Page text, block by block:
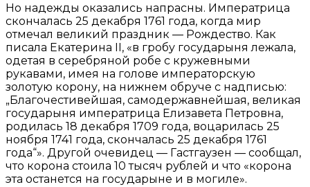
Но надежды оказались напрасны. Императрица
скончалась 25 декабря 1761 года, когда мир
отмечал великий праздник — Рождество. Как
писала Екатерина II, «в гробу государыня лежала,
одетая в серебряной робе с кружевными
рукавами, имея на голове императорскую
золотую корону, на нижнем обруче с надписью:
„Благочестивейшая, самодержавнейшая, великая
государыня императрица Елизавета Петровна,
родилась 18 декабря 1709 года, воцарилась 25
ноября 1741 года, скончалась 25 декабря 1761
года“». Другой очевидец — Гастгаузен — сообщал,
что корона стоила 10 тысяч рублей и что «корона
эта останется на государыне и в могиле».